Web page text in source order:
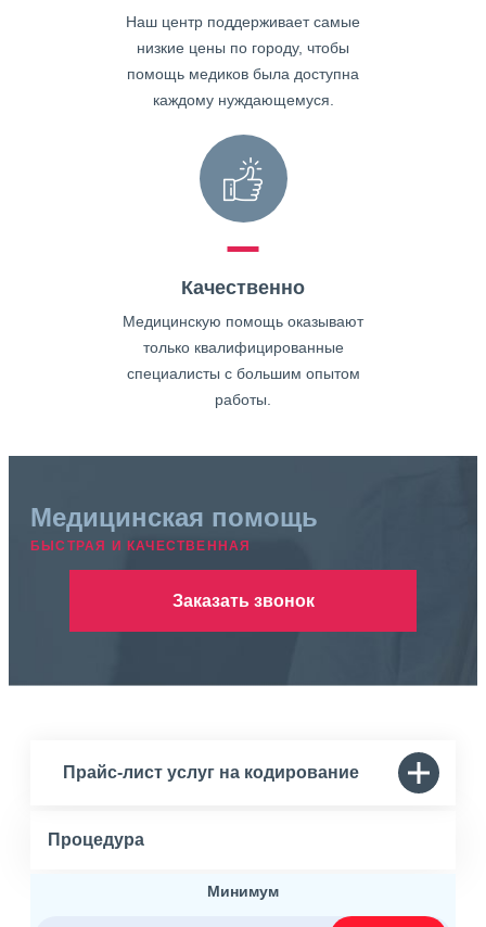
Наш центр поддерживает самые
низкие цены по городу, чтобы
помощь медиков была доступна
каждому нуждающемуся.
Качественно
Медицинскую помощь оказывают
только квалифицированные
специалисты с большим опытом
работы.
Медицинская помощь
БЫСТРАЯ И КАЧЕСТВЕННАЯ
Заказать звонок
Прайс-лист услуг на кодирование
Процедура
Минимум